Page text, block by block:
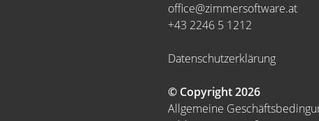
office@zimmersoftware.at
+43 2246 5 1212
Datenschutzerklärung
© Copyright 2026
Allgemeine